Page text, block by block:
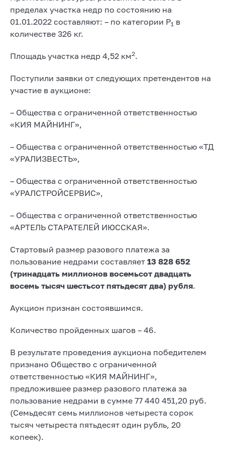
пределах участка недр по состоянию на
01.01.2022 составляют: – по категории Р1 в
количестве 326 кг.
Площадь участка недр 4,52 км2.
Поступили заявки от следующих претендентов на
участие в аукционе:
– Общества с ограниченной ответственностью
«КИЯ МАЙНИНГ»,
– Общества с ограниченной ответственностью «ТД
«УРАЛИЗВЕСТЬ»,
– Общества с ограниченной ответственностью
«УРАЛСТРОЙСЕРВИС»,
– Общества с ограниченной ответственностью
«АРТЕЛЬ СТАРАТЕЛЕЙ ИЮССКАЯ».
Стартовый размер разового платежа за
пользование недрами составляет 13 828 652
(тринадцать миллионов восемьсот двадцать
восемь тысяч шестьсот пятьдесят два) рубля.
Аукцион признан состоявшимся.
Количество пройденных шагов – 46.
В результате проведения аукциона победителем
признано Общество с ограниченной
ответственностью «КИЯ МАЙНИНГ»,
предложившее размер разового платежа за
пользование недрами в сумме 77 440 451,20 руб.
(Семьдесят семь миллионов четыреста сорок
тысяч четыреста пятьдесят один рубль, 20
копеек).